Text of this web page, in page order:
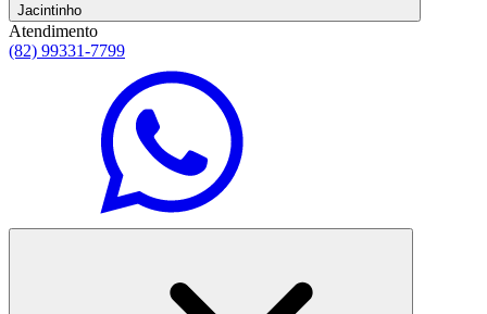
Jacintinho
Atendimento
(82) 99331-7799